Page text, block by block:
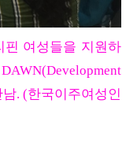
핀 여성들을 지원하
. (한국이주여성인